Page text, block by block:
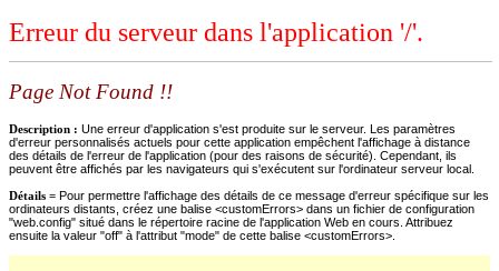
Erreur du serveur dans l'application '/'.
Page Not Found !!
Description : Une erreur d'application s'est produite sur le serveur. Les paramètres
d'erreur personnalisés actuels pour cette application empêchent l'affichage à distance
des détails de l'erreur de l'application (pour des raisons de sécurité). Cependant, ils
peuvent être affichés par les navigateurs qui s'exécutent sur l'ordinateur serveur local.
Détails = Pour permettre l'affichage des détails de ce message d'erreur spécifique sur les
ordinateurs distants, créez une balise <customErrors> dans un fichier de configuration
"web.config" situé dans le répertoire racine de l'application Web en cours. Attribuez
ensuite la valeur "off" à l'attribut "mode" de cette balise <customErrors>.